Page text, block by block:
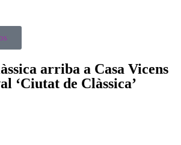
arriba a Casa Vicens
‘Ciutat de Clàssica’